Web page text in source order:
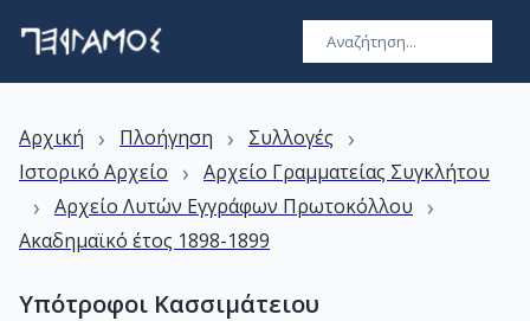
Αρχική › Πλοήγηση › Συλλογές ›
Ιστορικό Αρχείο › Αρχείο Γραμματείας Συγκλήτου
› Αρχείο Λυτών Εγγράφων Πρωτοκόλλου ›
Ακαδημαϊκό έτος 1898-1899
Υπότροφοι Κασσιμάτειου